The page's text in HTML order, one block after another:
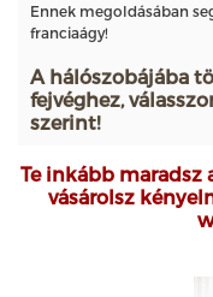
Ennek megoldásában
franciaágy!
A hálószobájába
fejvéghez,
szerint!
Te inkább maradsz
vásárolsz